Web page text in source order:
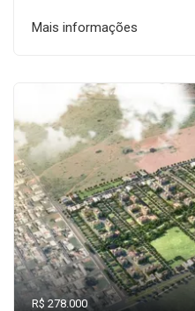
Mais informações
R$ 278.000